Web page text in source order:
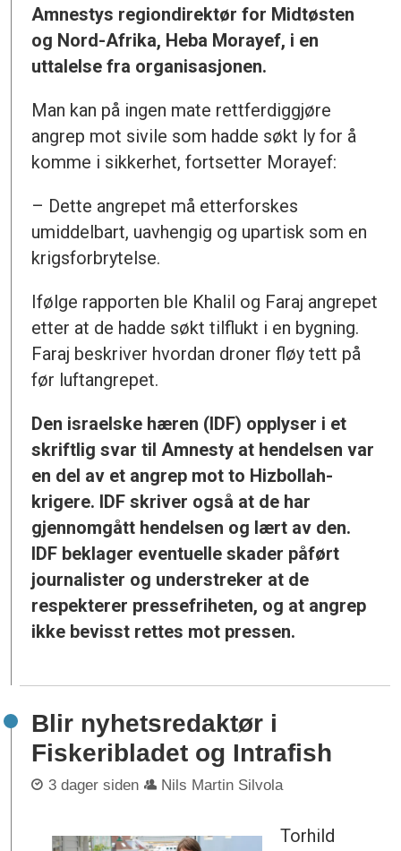
Amnestys regiondirektør for Midtøsten
og Nord-Afrika, Heba Morayef, i en
uttalelse fra organisasjonen.
Man kan på ingen mate rettferdiggjøre
angrep mot sivile som hadde søkt ly for å
komme i sikkerhet, fortsetter Morayef:
– Dette angrepet må etterforskes
umiddelbart, uavhengig og upartisk som en
krigsforbrytelse.
Ifølge rapporten ble Khalil og Faraj angrepet
etter at de hadde søkt tilflukt i en bygning.
Faraj beskriver hvordan droner fløy tett på
før luftangrepet.
Den israelske hæren (IDF) opplyser i et
skriftlig svar til Amnesty at hendelsen var
en del av et angrep mot to Hizbollah-
krigere. IDF skriver også at de har
gjennomgått hendelsen og lært av den.
IDF beklager eventuelle skader påført
journalister og understreker at de
respekterer pressefriheten, og at angrep
ikke bevisst rettes mot pressen.
Blir nyhetsredaktør i
Fiskeribladet og Intrafish
3 dager siden Nils Martin Silvola
Torhild